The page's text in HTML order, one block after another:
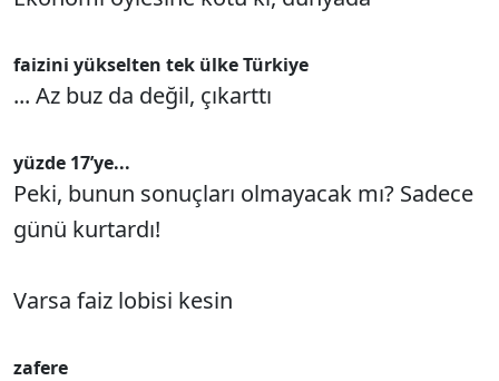
faizini yükselten tek ülke Türkiye
... Az buz da değil, çıkarttı
yüzde 17’ye...
Peki, bunun sonuçları olmayacak mı? Sadece
günü kurtardı!
Varsa faiz lobisi kesin
zafere